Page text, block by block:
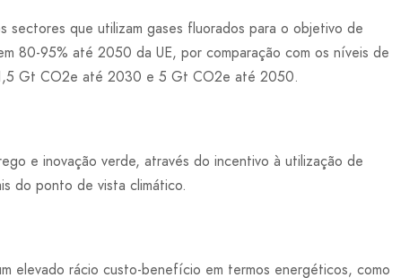
que utilizam gases fluorados para o objetivo de
80-95% até 2050 da UE, por comparação com os níveis de
Gt CO2e até 2030 e 5 Gt CO2e até 2050.
e inovação verde, através do incentivo à utilização de
do ponto de vista climático.
elevado rácio custo-benefício em termos energéticos, como